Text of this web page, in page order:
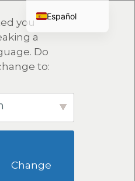
you
a
Do
to:
Español
Français
Italiano
Русский
Português